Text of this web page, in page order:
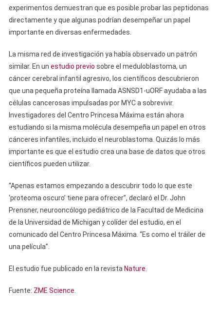
experimentos demuestran que es posible probar las peptidonas
directamente y que algunas podrían desempeñar un papel
importante en diversas enfermedades.
La misma red de investigación ya había observado un patrón
similar. En un estudio previo sobre el meduloblastoma, un
cáncer cerebral infantil agresivo, los científicos descubrieron
que una pequeña proteína llamada ASNSD1-uORF ayudaba a las
células cancerosas impulsadas por MYC a sobrevivir.
Investigadores del Centro Princesa Máxima están ahora
estudiando si la misma molécula desempeña un papel en otros
cánceres infantiles, incluido el neuroblastoma. Quizás lo más
importante es que el estudio crea una base de datos que otros
científicos pueden utilizar.
“Apenas estamos empezando a descubrir todo lo que este
‘proteoma oscuro’ tiene para ofrecer”, declaró el Dr. John
Prensner, neurooncólogo pediátrico de la Facultad de Medicina
de la Universidad de Michigan y colíder del estudio, en el
comunicado del Centro Princesa Máxima. “Es como el tráiler de
una película”.
El estudio fue publicado en la revista Nature
Fuente: ZME Science